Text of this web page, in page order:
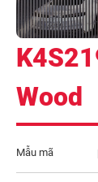
Wood
Mẫu mã